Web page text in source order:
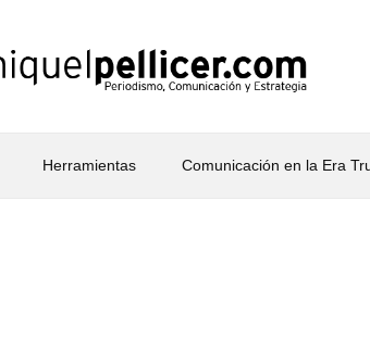
Herramientas Comunicación en la Era